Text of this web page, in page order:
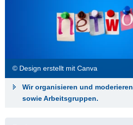
© Design erstellt mit Canva
Wir organisieren und
sowie Arbeitsgruppen.